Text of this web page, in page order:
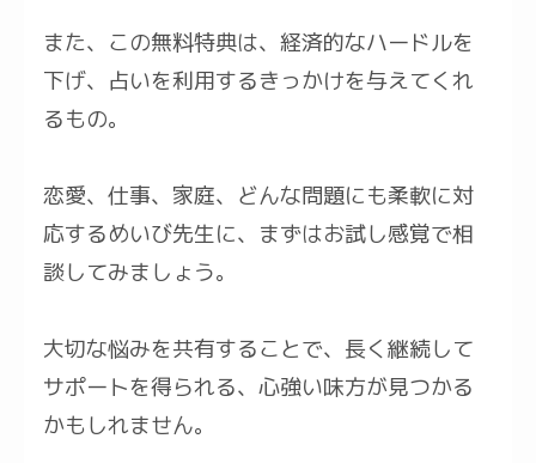
また、この無料特典は、経済的なハードルを
下げ、占いを利用するきっかけを与えてくれ
るもの。
恋愛、仕事、家庭、どんな問題にも柔軟に対
応するめいび先生に、まずはお試し感覚で相
談してみましょう。
大切な悩みを共有することで、長く継続して
サポートを得られる、心強い味方が見つかる
かもしれません。